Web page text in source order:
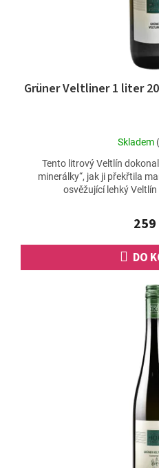
Grüner Veltliner 1 liter
5
Skladem
DO
Tento litrový Veltlín
minerálky“, jak ji překřtila
osvěžující lehký